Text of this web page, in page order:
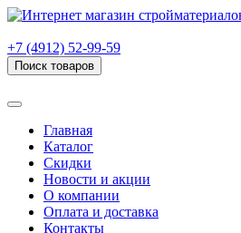
+7 (4912) 52-99-59
Поиск товаров
Главная
Каталог
Скидки
Новости и акции
О компании
Оплата и доставка
Контакты